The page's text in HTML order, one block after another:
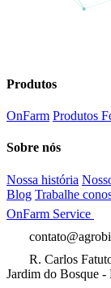
Produtos
OnFarm Produtos
Sobre nós
Nossa história
Blog Trabalhe
OnFarm Service
R. Carlos
Jardim do Bosque -